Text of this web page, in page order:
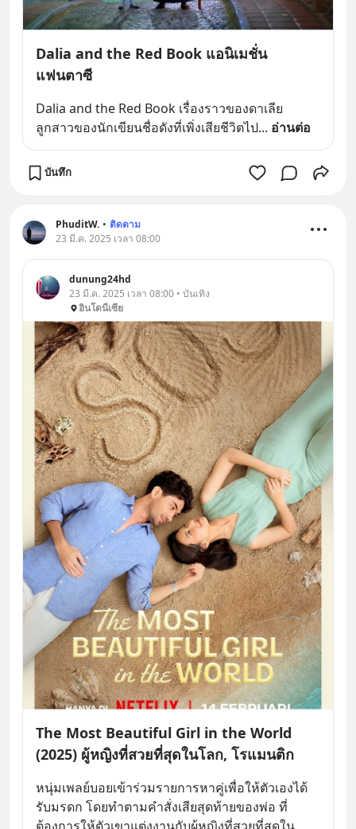
Dalia and the Red Book แอนิเมชั่น
แฟนตาซี
Dalia and the Red Book เรื่องราวของดาเลีย
ลูกสาวของนักเขียนชื่อดังที่เพิ่งเสียชีวิตไป... อ่านต่อ
บันทึก
PhuditW. • ติดตาม
23 มี.ค. 2025 เวลา 08:00
dunung24hd
23 มี.ค. 2025 เวลา 08:00 • บันเทิง
อินโดนีเซีย
The Most Beautiful Girl in the World
(2025) ผู้หญิงที่สวยที่สุดในโลก, โรแมนติก
หนุ่มเพลย์บอยเข้าร่วมรายการหาคู่เพื่อให้ตัวเองได้
รับมรดก โดยทำตามคำสั่งเสียสุดท้ายของพ่อ ที่
ต้องการให้ตัวเขาแต่งงานกับผู้หญิงที่สวยที่สุดใน